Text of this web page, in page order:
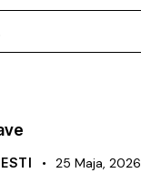
25 Maja, 2026